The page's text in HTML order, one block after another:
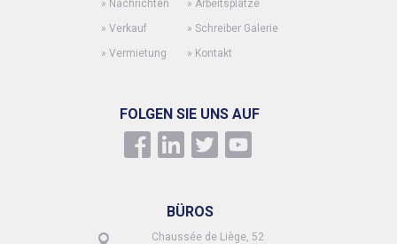
» Nachrichten
» Verkauf
» Vermietung
» Arbeitsplätze
» Schreiber Galerie
» Kontakt
FOLGEN SIE UNS AUF
BÜROS
Chaussée de Liège, 52